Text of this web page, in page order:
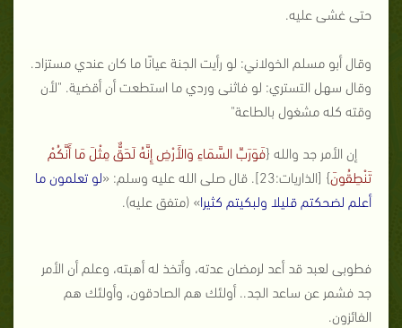
حتى غشى عليه.
وقال أبو مسلم الخولاني: لو رأيت الجنة عيانًا ما كان عندي مستزاد.
وقال سهل التستري: لو فاثنى وردي ما استطعت أن أقضية. "لأن
وقته كله مشغول بالطاعة"
إن الأمر جد والله {فَوَرَبِّ السَّمَاءِ وَالأَرْضِ إِنَّهُ لَحَقٌّ مِثْلَ مَا أَنَّكُمْ
تَنْطِقُونَ} [الذاريات:23]. قال صلى الله عليه وسلم: «
لو تعلمون ما
أعلم لضحكتم قليلا ولبكيتم كثيرا» (متفق عليه).
فطوبى لعبد قد أعد لرمضان عدته، وأتخذ له أهبته، وعلم أن الأمر
جد فشمر عن ساعد الجد.. أولئك هم الصادقون، وأولئك هم
الفائزون.